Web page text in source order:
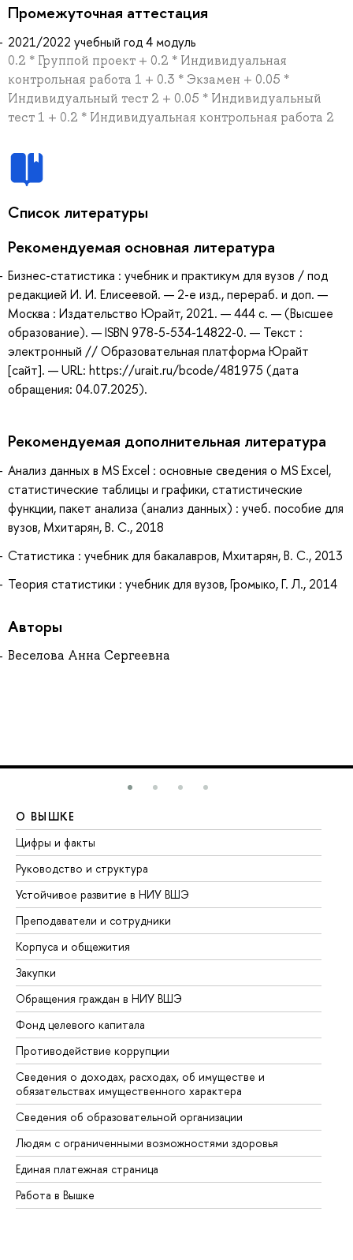
Промежуточная аттестация
2021/2022 учебный год 4 модуль
0.2 * Группой проект + 0.2 * Индивидуальная
контрольная работа 1 + 0.3 * Экзамен + 0.05 *
Индивидуальный тест 2 + 0.05 * Индивидуальный
тест 1 + 0.2 * Индивидуальная контрольная работа 2
Список литературы
Рекомендуемая основная литература
Бизнес-статистика : учебник и практикум для вузов / под
редакцией И. И. Елисеевой. — 2-е изд., перераб. и доп. —
Москва : Издательство Юрайт, 2021. — 444 с. — (Высшее
образование). — ISBN 978-5-534-14822-0. — Текст :
электронный // Образовательная платформа Юрайт
[сайт]. — URL: https://urait.ru/bcode/481975 (дата
обращения: 04.07.2025).
Рекомендуемая дополнительная литература
Анализ данных в MS Excel : основные сведения о MS Excel,
статистические таблицы и графики, статистические
функции, пакет анализа (анализ данных) : учеб. пособие для
вузов, Мхитарян, В. С., 2018
Статистика : учебник для бакалавров, Мхитарян, В. С., 2013
Теория статистики : учебник для вузов, Громыко, Г. Л., 2014
Авторы
Веселова Анна Сергеевна
О ВЫШКЕ
Цифры и факты
Руководство и структура
Устойчивое развитие в НИУ ВШЭ
Преподаватели и сотрудники
Корпуса и общежития
Закупки
Обращения граждан в НИУ ВШЭ
Фонд целевого капитала
Противодействие коррупции
Сведения о доходах, расходах, об имуществе и
обязательствах имущественного характера
Сведения об образовательной организации
Людям с ограниченными возможностями здоровья
Единая платежная страница
Работа в Вышке